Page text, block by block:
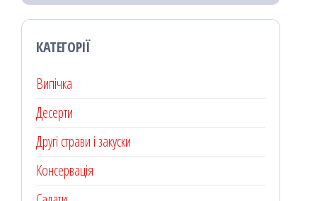
КАТЕГОРІЇ
Випічка
Десерти
Другі страви і закуски
Консервація